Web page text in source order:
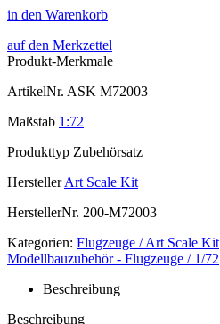
in den Warenkorb
auf den Merkzettel
Produkt-Merkmale
ArtikelNr. ASK M72003
Maßstab 1:72
Produkttyp Zubehörsatz
Hersteller Art Scale Kit
HerstellerNr. 200-M72003
Kategorien: Flugzeuge / Art Scale Kit
Modellbauzubehör - Flugzeuge / 1/72
Beschreibung
Beschreibung